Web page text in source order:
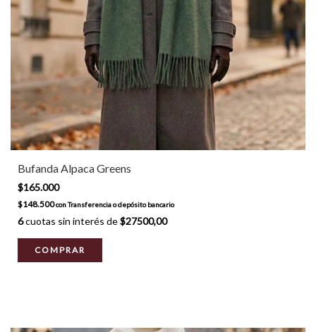
Bufanda Alpaca Greens
$165.000
$148.500conTransferencia o depósito bancario
6cuotas sin interés de$27500,00
COMPRAR